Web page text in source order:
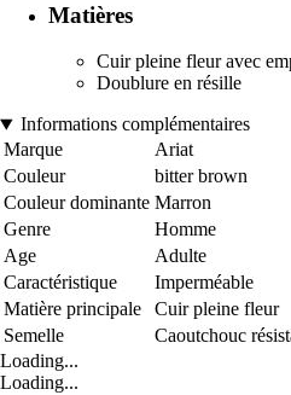
Matières
Cuir pleine fleur avec
Doublure en résille
Informations complémentaires
Marque
Ariat
Couleur
bitter brown
Couleur dominante Marron
Genre
Homme
Age
Adulte
Caractéristique
Imperméable
Matière principale
Cuir pleine fleur
Semelle
Caoutchouc
Loading...
Loading...